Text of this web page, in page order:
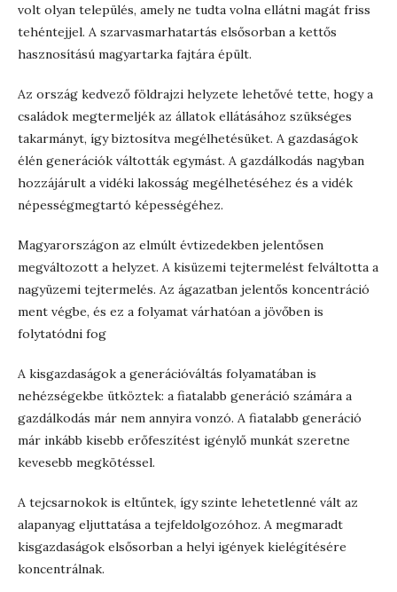
volt olyan település, amely ne tudta volna ellátni magát friss
tehéntejjel. A szarvasmarhatartás elsősorban a kettős
hasznosítású magyartarka fajtára épült.
Az ország kedvező földrajzi helyzete lehetővé tette, hogy a
családok megtermeljék az állatok ellátásához szükséges
takarmányt, így biztosítva megélhetésüket. A gazdaságok
élén generációk váltották egymást. A gazdálkodás nagyban
hozzájárult a vidéki lakosság megélhetéséhez és a vidék
népességmegtartó képességéhez.
Magyarországon az elmúlt évtizedekben jelentősen
megváltozott a helyzet. A kisüzemi tejtermelést felváltotta a
nagyüzemi tejtermelés. Az ágazatban jelentős koncentráció
ment végbe, és ez a folyamat várhatóan a jövőben is
folytatódni fog
A kisgazdaságok a generációváltás folyamatában is
nehézségekbe ütköztek: a fiatalabb generáció számára a
gazdálkodás már nem annyira vonzó. A fiatalabb generáció
már inkább kisebb erőfeszítést igénylő munkát szeretne
kevesebb megkötéssel.
A tejcsarnokok is eltűntek, így szinte lehetetlenné vált az
alapanyag eljuttatása a tejfeldolgozóhoz. A megmaradt
kisgazdaságok elsősorban a helyi igények kielégítésére
koncentrálnak.